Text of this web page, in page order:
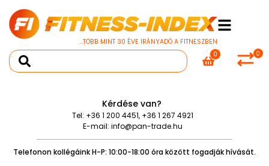
...TÖBB MINT 30 ÉVE IRÁNYADÓ A FITNESZBEN
0
0
Kérdése van?
Tel: +36 1 200 4451, +36 1 267 4921
E-mail: info@pan-trade.hu
Telefonon kollégáink H-P: 10:00-18:00 óra között fogadják hívását.